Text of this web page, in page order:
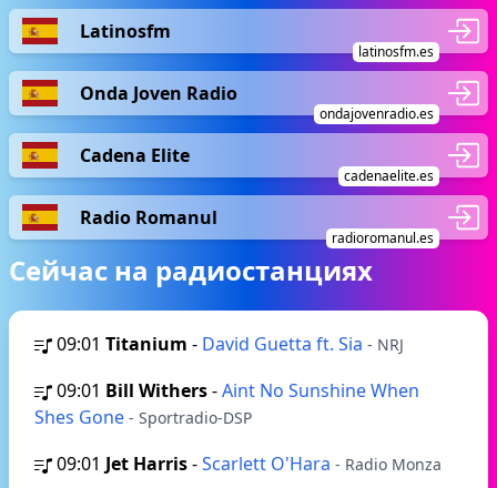
Latinosfm
latinosfm.es
Onda Joven Radio
ondajovenradio.es
Cadena Elite
cadenaelite.es
Radio Romanul
radioromanul.es
Сейчас на радиостанциях
09:01 Titanium - David Guetta ft. Sia - NRJ
09:01 Bill Withers-Aint No Sunshine When
Shes Gone - Sportradio-DSP
09:01 Jet Harris-Scarlett O'Hara - Radio Monza